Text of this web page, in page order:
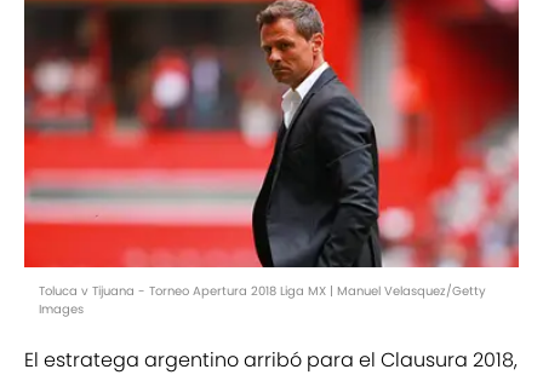
Toluca v Tijuana - Torneo Apertura 2018 Liga MX | Manuel Velasquez/Getty
Images
El estratega argentino arribó para el Clausura 2018,